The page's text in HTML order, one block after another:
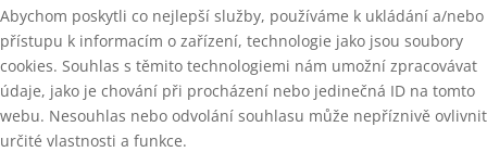
Abychom poskytli co nejlepší služby, používáme k ukládání a/nebo
přístupu k informacím o zařízení, technologie jako jsou soubory
cookies. Souhlas s těmito technologiemi nám umožní zpracovávat
údaje, jako je chování při procházení nebo jedinečná ID na tomto
webu. Nesouhlas nebo odvolání souhlasu může nepříznivě ovlivnit
určité vlastnosti a funkce.